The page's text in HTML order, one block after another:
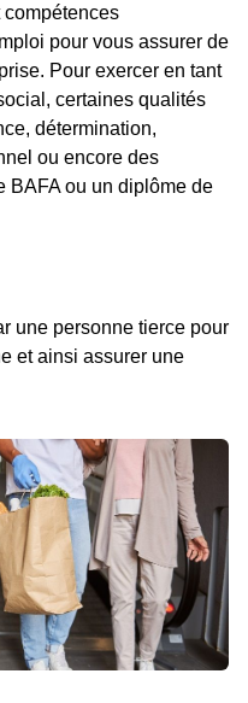
pour vous assurer de
Pour exercer en tant
certaines qualités
détermination,
ou encore des
BAFA ou un diplôme de
une personne tierce pour
et ainsi assurer une